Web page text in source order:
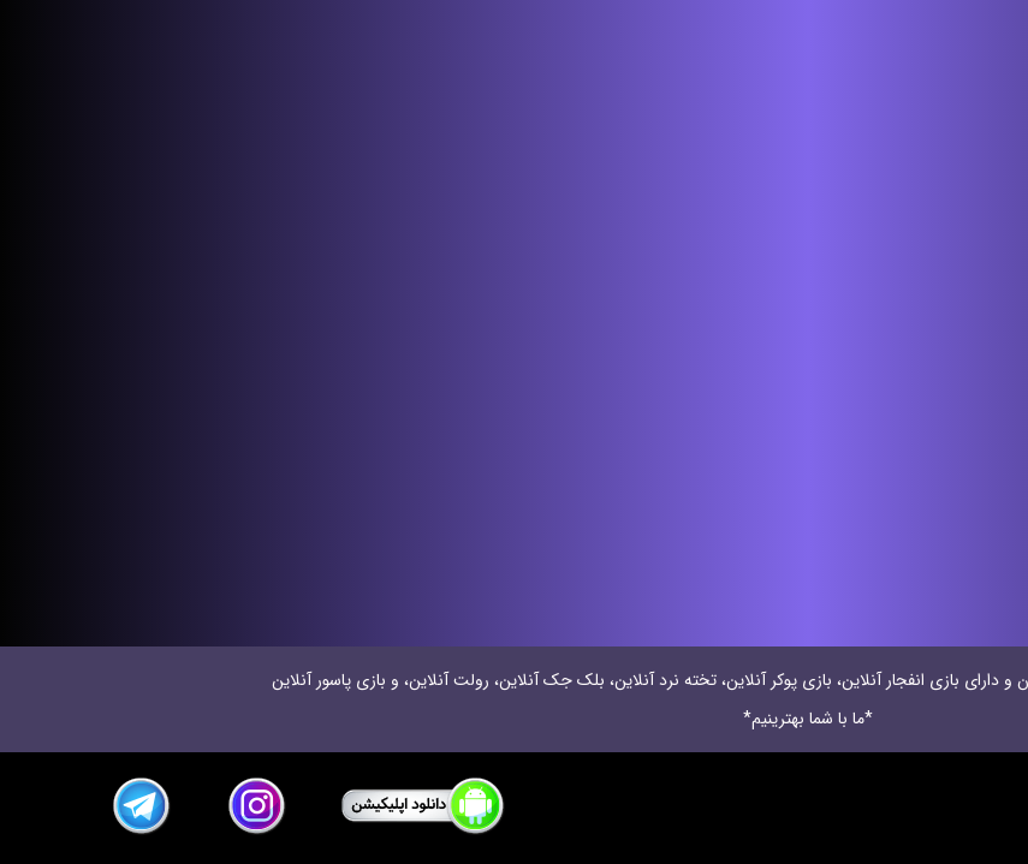
بازی انفجار آنلاین، بازی پوکر آنلاین، تخته نرد آنلاین، بلک جک آنلاین، رولت آنلاین، و بازی پاسور آنلاین
*ما با شما بهترینیم*